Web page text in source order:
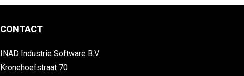
CONTACT
INAD Industrie Software B.V.
Kronehoefstraat 70